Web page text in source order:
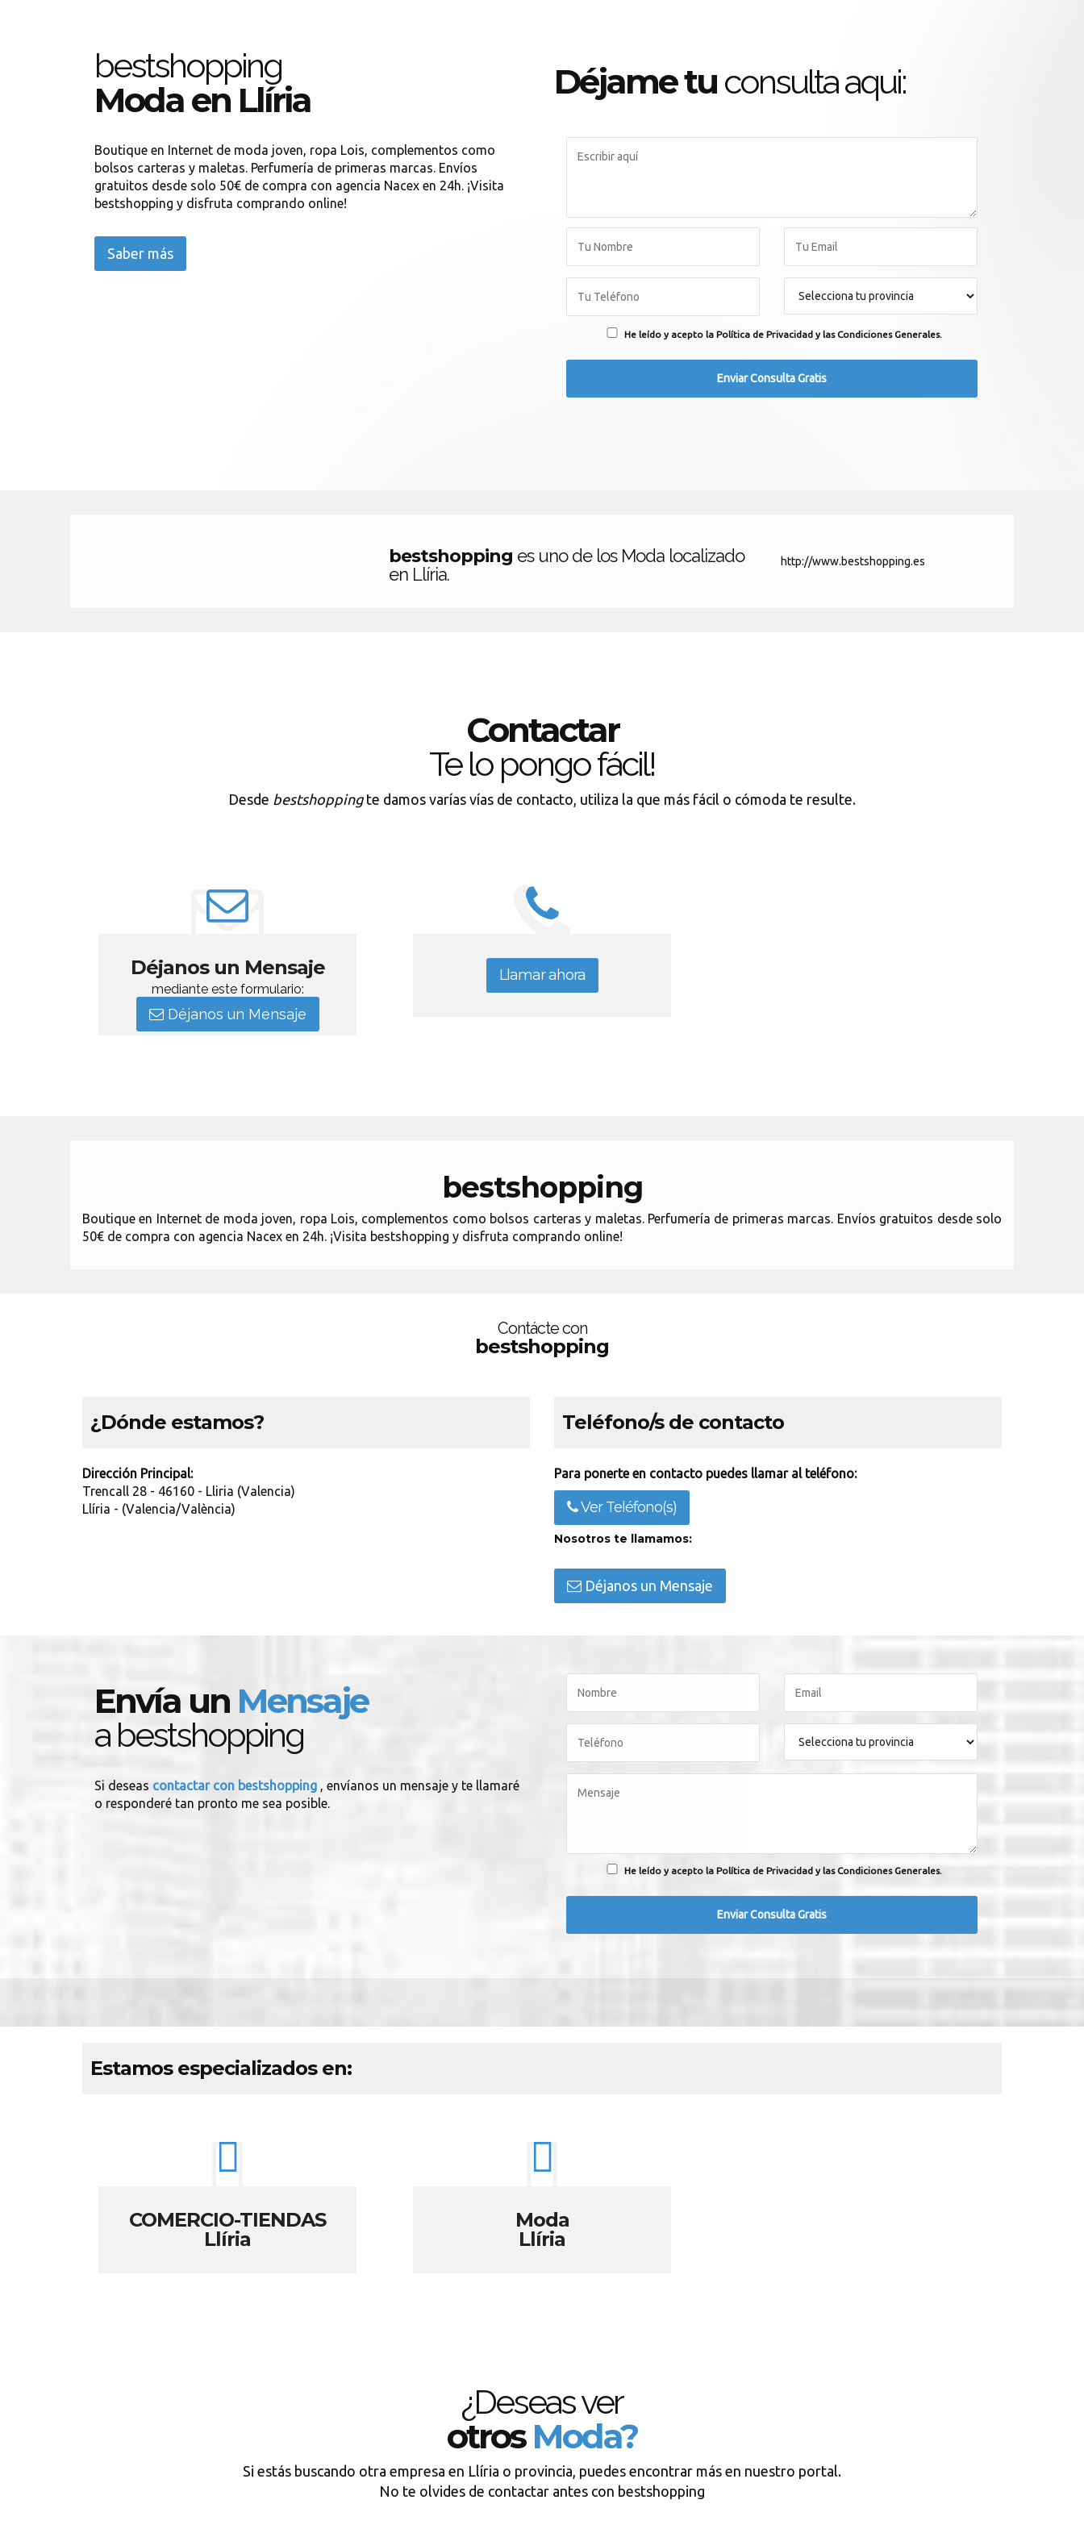
bestshopping
Moda en Llíria
Boutique en Internet de moda joven, ropa Lois, complementos como
bolsos carteras y maletas. Perfumería de primeras marcas. Envíos
gratuitos desde solo 50€ de compra con agencia Nacex en 24h. ¡Visita
bestshopping y disfruta comprando online!
Saber más
Déjame tu consulta aqui:
He leído y acepto la Política de Privacidad y las Condiciones Generales.
bestshopping es uno de los Moda localizado
en Llíria.
http://www.bestshopping.es
Contactar
Te lo pongo fácil!
Desde bestshoppingte damos varías vías de contacto, utiliza la que más fácil o cómoda te resulte.
Déjanos un Mensaje
mediante este formulario:
Déjanos un Mensaje
Llamar ahora
bestshopping
Boutique en Internet de moda joven, ropa Lois, complementos como bolsos carteras y maletas. Perfumería de primeras marcas. Envíos gratuitos desde solo
50€ de compra con agencia Nacex en 24h. ¡Visita bestshopping y disfruta comprando online!
Contácte con
bestshopping
¿Dónde estamos?
Dirección Principal:
Trencall 28 - 46160 - Lliria (Valencia)
Llíria - (Valencia/València)
Teléfono/s de contacto
Para ponerte en contacto puedes llamar al teléfono:
Ver Teléfono(s)
Nosotros te llamamos:
Déjanos un Mensaje
Envía un Mensaje
a bestshopping
Si deseas contactar con bestshopping , envíanos un mensaje y te llamaré
o responderé tan pronto me sea posible.
He leído y acepto la Política de Privacidad y las Condiciones Generales.
Estamos especializados en:
COMERCIO-TIENDAS
Llíria
Moda
Llíria
¿Deseas ver
otrosModa?
Si estás buscando otra empresa en Llíria o provincia, puedes encontrar más en nuestro portal.
No te olvides de contactar antes con bestshopping